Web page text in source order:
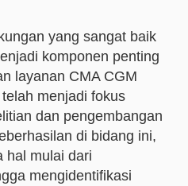
yang sangat baik
komponen penting
layanan CMA CGM
menjadi fokus
dan pengembangan
di bidang ini,
hal mulai dari
mengidentifikasi